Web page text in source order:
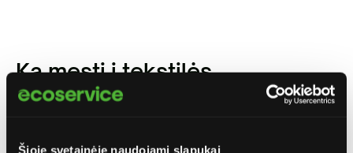
Šioje svetainėje naudojami slapukai
Ką mesti į tekstilės
konteinerius?